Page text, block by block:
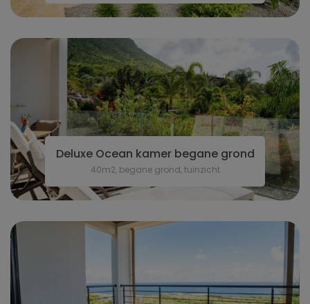
Deluxe Ocean kamer begane grond
40m2, begane grond, tuinzicht